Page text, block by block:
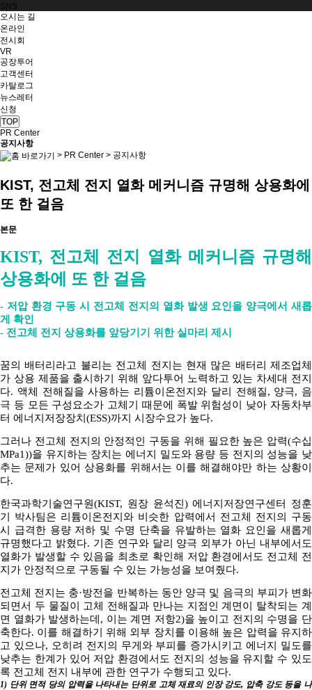
SNS
오시는 길
온라인
전시회
VR
공장투어
고객센터
카탈로그
뉴스레터
신청
TOP
PR Center
공지사항
> PR Center > 공지사항
KIST, 전고체 전지 열화 메커니즘 규명해 상용화에
또 한 걸음
본문
KIST, 전고체 전지 열화 메커니즘 규명해
상용화에 또 한 걸음
- 저압 환경 구동 시 전고체 전지의 열화 발생 요인을 양극에서 새롭
게 확인
- 전고체 전지 상용화를 앞당기기 위한 실마리 제시
꿈의 배터리라고 불리는 전고체 전지는 현재 많은 배터리 제조업체
가 상용 제품을 출시하기 위해 앞다투어 노력하고 있는 차세대 전지
다. 액체 전해질을 사용하는 리튬이온전지와 달리 전해질, 양극, 음
극 등 모든 구성요소가 고체기 때문에 폭발 위험성이 낮아 자동차부
터 에너지저장장치(ESS)까지 시장수요가 높다.
그러나 전고체 전지의 안정적인 구동을 위해 필요한 높은 압력(수십
MPa1))을 유지하는 장치는 에너지 밀도와 용량 등 전지의 성능을 낮
추는 문제가 있어 상용화를 위해서는 이를 해결해야만 하는 상황이
다.
한국과학기술연구원(KIST, 원장 윤석진) 에너지저장연구센터 정훈
기 박사팀은 리튬이온전지와 비슷한 압력에서 전고체 전지의 구동
시 급격한 용량 저하 및 수명 단축을 유발하는 열화 요인을 새롭게
규명했다고 밝혔다. 기존 연구와 달리 양극 외부가 아닌 내부에서도
열화가 발생할 수 있음을 최초로 확인해 저압 환경에서도 전고체 전
지가 안정적으로 구동될 수 있는 가능성을 보여줬다.
전고체 전지는 충·방전을 반복하는 동안 양극 및 음극의 부피가 변화
되면서 두 물질이 고체 전해질과 만나는 지점인 계면이 탈착되는 계
면 열화가 발생하는데, 이는 계면 저항2)을 높이고 전지의 수명을 단
축한다. 이를 해결하기 위해 외부 장치를 이용해 높은 압력을 유지하
고 있으나, 오히려 전지의 무게와 부피를 증가시키고 에너지 밀도를
낮추는 한계가 있어 저압 환경에서도 전지의 성능을 유지할 수 있도
록 전고체 전지 내부에 관한 연구가 수행되고 있다.
1) 단위 면적 당의 압력을 나타내는 단위로 고체 재료의 인장 강도, 압축 강도 등을 나